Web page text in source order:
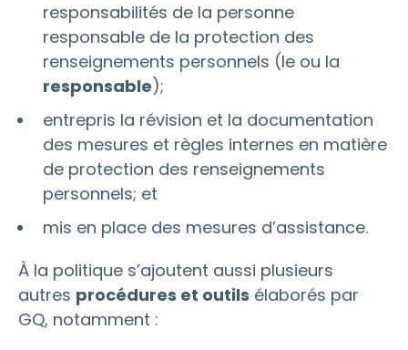
responsabilités de la personne
responsable de la protection des
renseignements personnels (le ou la
responsable);
entrepris la révision et la documentation
des mesures et règles internes en matière
de protection des renseignements
personnels; et
mis en place des mesures d’assistance.
À la politique s’ajoutent aussi plusieurs
autres procédures et outils élaborés par
GQ, notamment :